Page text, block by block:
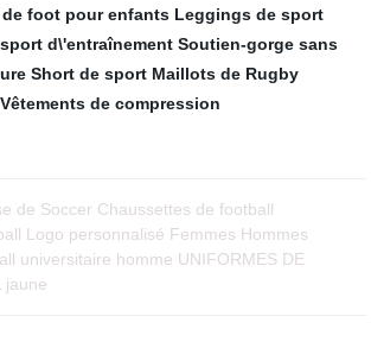
foot pour enfants Leggings de sport
d\'entraînement Soutien-gorge sans
Short de sport Maillots de Rugby
Vêtements de compression
de Soccer Chaussettes de football
Logo personnalisé Femmes Hommes
universitaire homme UNIFORMES DE
jaune